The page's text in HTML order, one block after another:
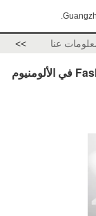
عنا >>
2025 Fashion Wind S5 Theodoor Air Curtain في الألومنيوم